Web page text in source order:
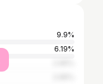
9.9%
6.19%